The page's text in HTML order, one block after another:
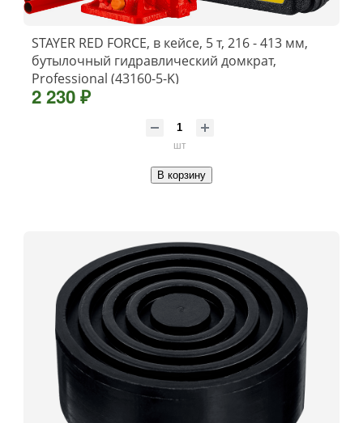
STAYER RED FORCE, в кейсе, 5 т, 216 - 413 мм,
бутылочный гидравлический домкрат,
Professional (43160-5-K)
2 230 ₽
шт
В корзину